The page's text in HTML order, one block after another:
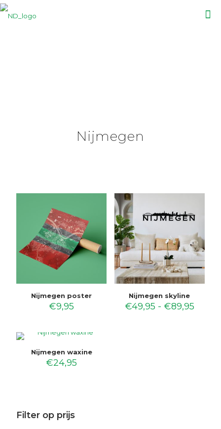
Nijmegen
Nijmegen poster
€9,95
Nijmegen skyline
€49,95 - €89,95
Nijmegen waxine
€24,95
Filter op prijs